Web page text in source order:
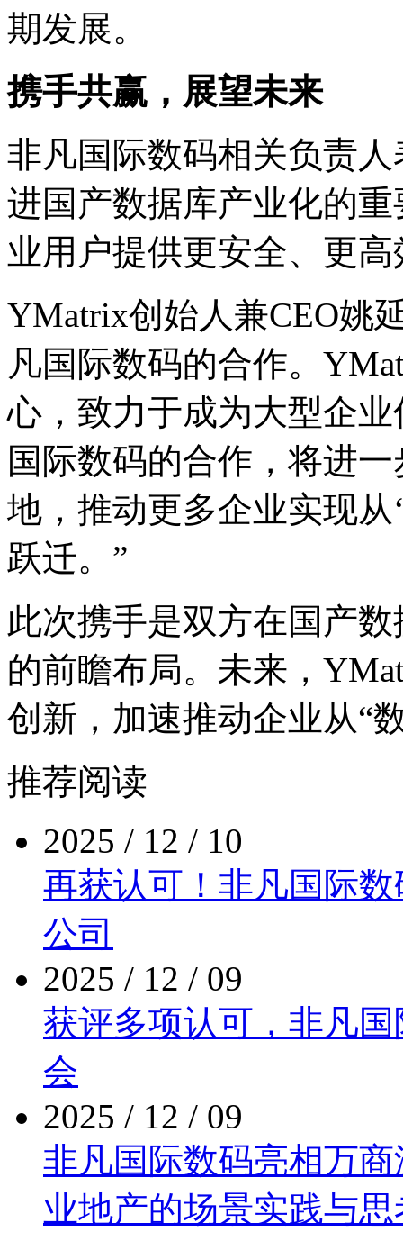
期发展。
携手共赢，展望未来
非凡国际数码相关负责人
进国产数据库产业化的重
业用户提供更安全、更
YMatrix创始人兼CEO姚延
凡国际数码的合作。
心，致力于成为大型
国际数码的合作，将
地，推动更多企业实现
跃迁。”
此次携手是双方在国产
的前瞻布局。未来，
创新，加速推动企业从
推荐阅读
2025 / 12 / 10
再获认可！非凡国
公司
2025 / 12 / 09
获评多项认可，非
会
2025 / 12 / 09
非凡国际数码亮相万商
业地产的场景实践与思